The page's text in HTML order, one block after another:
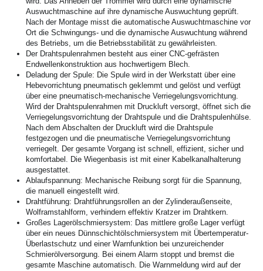
Auswuchtmaschine auf ihre dynamische Auswuchtung geprüft.
Nach der Montage misst die automatische Auswuchtmaschine vor
Ort die Schwingungs- und die dynamische Auswuchtung während
des Betriebs, um die Betriebsstabilität zu gewährleisten.
Der Drahtspulenrahmen besteht aus einer CNC-gefrästen
Endwellenkonstruktion aus hochwertigem Blech.
Deladung der Spule: Die Spule wird in der Werkstatt über eine
Hebevorrichtung pneumatisch geklemmt und gelöst und verfügt
über eine pneumatisch-mechanische Verriegelungsvorrichtung.
Wird der Drahtspulenrahmen mit Druckluft versorgt, öffnet sich die
Verriegelungsvorrichtung der Drahtspule und die Drahtspulenhülse.
Nach dem Abschalten der Druckluft wird die Drahtspule
festgezogen und die pneumatische Verriegelungsvorrichtung
verriegelt. Der gesamte Vorgang ist schnell, effizient, sicher und
komfortabel. Die Wiegenbasis ist mit einer Kabelkanalhalterung
ausgestattet.
Ablaufspannung: Mechanische Reibung sorgt für die Spannung,
die manuell eingestellt wird.
Drahtführung: Drahtführungsrollen an der Zylinderaußenseite,
Wolframstahlform, verhindern effektiv Kratzer im Drahtkern.
Großes Lagerölschmiersystem: Das mittlere große Lager verfügt
über ein neues Dünnschichtölschmiersystem mit Übertemperatur-
Überlastschutz und einer Warnfunktion bei unzureichender
Schmierölversorgung. Bei einem Alarm stoppt und bremst die
gesamte Maschine automatisch. Die Warnmeldung wird auf der